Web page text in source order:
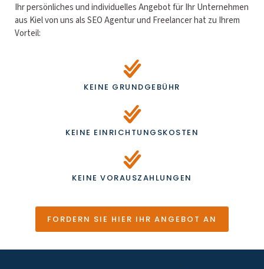
Ihr persönliches und individuelles Angebot für Ihr Unternehmen
aus Kiel von uns als SEO Agentur und Freelancer hat zu Ihrem
Vorteil:
KEINE GRUNDGEBÜHR
KEINE EINRICHTUNGSKOSTEN
KEINE VORAUSZAHLUNGEN
FORDERN SIE HIER IHR ANGEBOT AN